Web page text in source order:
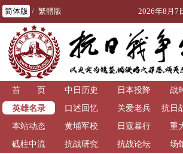
简体版 / 繁體版 2026年8月7
首 页 中日历史 日本投降 战
英雄名录
口述回忆 关爱老兵
抗日
本站动态
黄埔军校 日寇暴行 重
砥柱中流
抗战研究 抗战论坛 场